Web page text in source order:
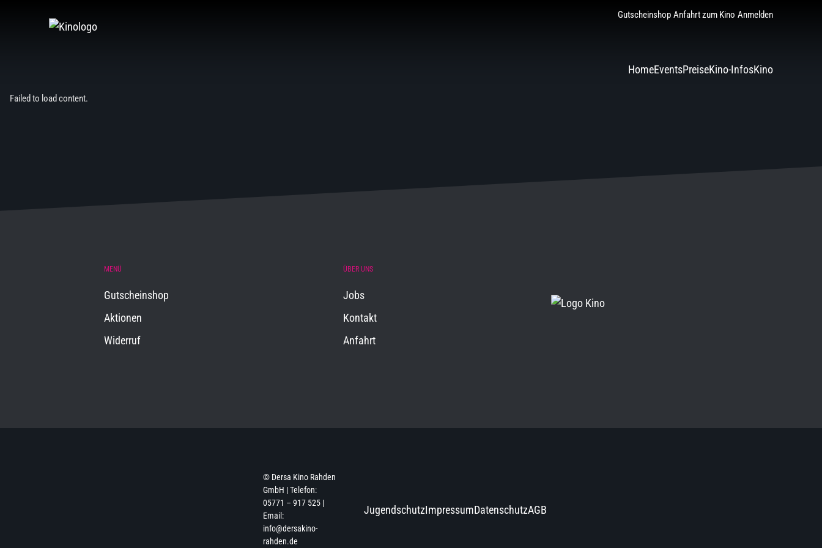
Gutscheinshop Anfahrt zum Kino Anmelden
HomeEventsPreiseKino-InfosKino
Failed to load content.
MENÜ
Gutscheinshop
Aktionen
Widerruf
ÜBER UNS
Jobs
Kontakt
Anfahrt
© Dersa Kino Rahden
GmbH | Telefon:
05771 – 917 525 |
Email:
info@dersakino-
rahden.de
JugendschutzImpressumDatenschutzAGB